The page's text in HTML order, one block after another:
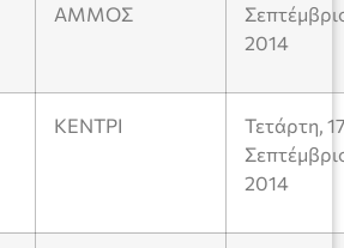
ΑΜΜΟΣ
2014
ΚΕΝΤΡΙ
Τετάρτη,
2014